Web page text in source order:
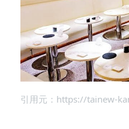
引用元：https://tainew-